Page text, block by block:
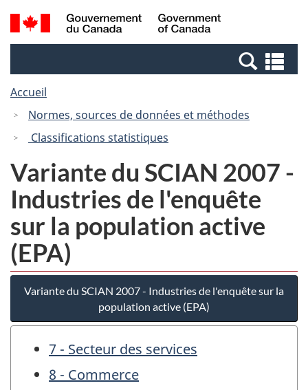
Passer
au
Passer
à
Canada
Recherche
et
et
Accueil
Normes, sources de données et méthodes
Classifications statistiques
Variante du SCIAN 2007 -
Industries de l'enquête
sur la population active
(EPA)
Variante du SCIAN 2007 - Industries de l'enquête sur la
population active (EPA)
7 - Secteur des services
8 - Commerce